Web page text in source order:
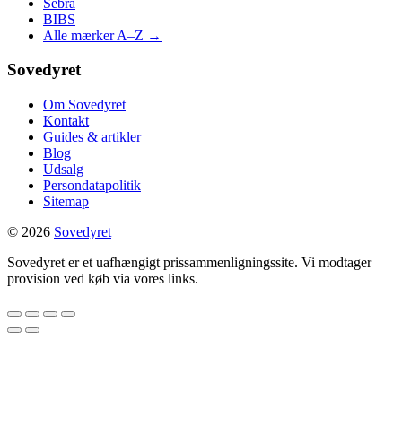
BIBS
Alle mærker A–Z →
Sovedyret
Om Sovedyret
Kontakt
Guides & artikler
Blog
Udsalg
Persondatapolitik
Sitemap
© 2026 Sovedyret
Sovedyret er et uafhængigt prissammenligningssite. Vi modtager
provision ved køb via vores links.